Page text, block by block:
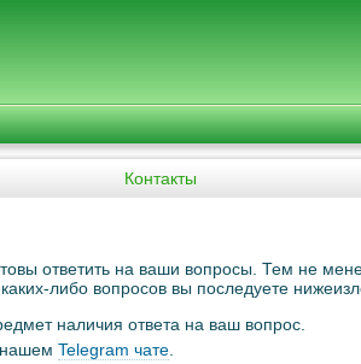
Контакты
ответить на ваши вопросы. Тем не
либо вопросов вы последуете
наличия ответа на ваш вопрос.
Telegram чате.